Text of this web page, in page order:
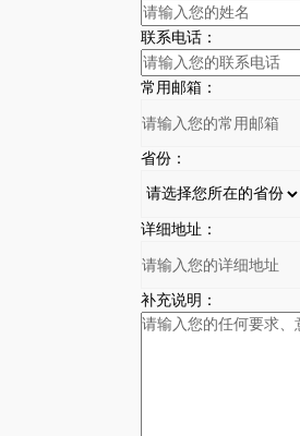
联系电话：
常用邮箱：
省份：
详细地址：
补充说明：